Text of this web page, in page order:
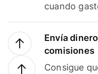
cuando
Envía
comisiones
Consigue